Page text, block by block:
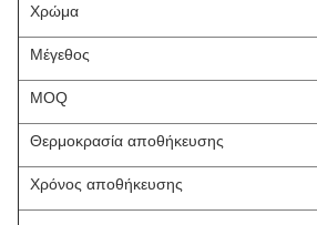
Χρώμα
Μέγεθος
MOQ
Θερμοκρασία αποθήκευσης
Χρόνος αποθήκευσης